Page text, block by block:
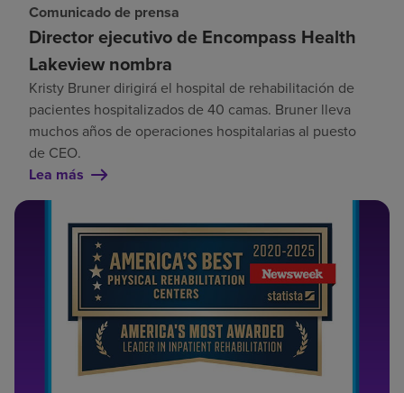
Comunicado de prensa
Director ejecutivo de Encompass Health
Lakeview nombra
Kristy Bruner dirigirá el hospital de rehabilitación de
pacientes hospitalizados de 40 camas. Bruner lleva
muchos años de operaciones hospitalarias al puesto
de CEO.
Lea más